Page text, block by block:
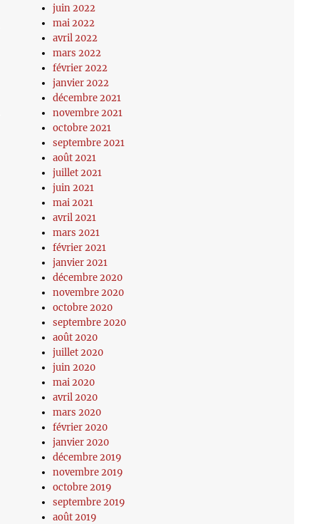
juin 2022
mai 2022
avril 2022
mars 2022
février 2022
janvier 2022
décembre 2021
novembre 2021
octobre 2021
septembre 2021
août 2021
juillet 2021
juin 2021
mai 2021
avril 2021
mars 2021
février 2021
janvier 2021
décembre 2020
novembre 2020
octobre 2020
septembre 2020
août 2020
juillet 2020
juin 2020
mai 2020
avril 2020
mars 2020
février 2020
janvier 2020
décembre 2019
novembre 2019
octobre 2019
septembre 2019
août 2019